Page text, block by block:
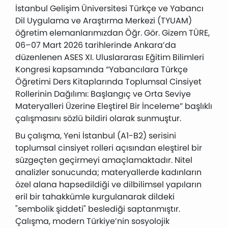
İstanbul Gelişim Üniversitesi Türkçe ve Yabancı
Dil Uygulama ve Araştırma Merkezi (TYUAM)
öğretim elemanlarımızdan Öğr. Gör. Gizem TÜRE,
06–07 Mart 2026 tarihlerinde Ankara’da
düzenlenen ASES XI. Uluslararası Eğitim Bilimleri
Kongresi kapsamında “Yabancılara Türkçe
Öğretimi Ders Kitaplarında Toplumsal Cinsiyet
Rollerinin Dağılımı: Başlangıç ve Orta Seviye
Materyalleri Üzerine Eleştirel Bir İnceleme” başlıklı
çalışmasını sözlü bildiri olarak sunmuştur.
Bu çalışma, Yeni İstanbul (A1-B2) serisini
toplumsal cinsiyet rolleri açısından eleştirel bir
süzgeçten geçirmeyi amaçlamaktadır. Nitel
analizler sonucunda; materyallerde kadınların
özel alana hapsedildiği ve dilbilimsel yapıların
eril bir tahakkümle kurgulanarak dildeki
"sembolik şiddeti" beslediği saptanmıştır.
Çalışma, modern Türkiye’nin sosyolojik